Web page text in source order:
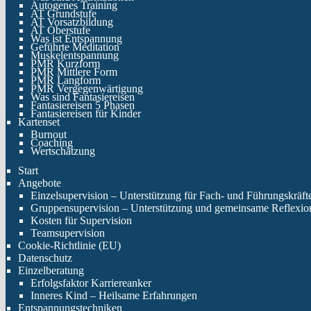
Autogenes Training
AT Grundstufe
AT Vorsatzbildung
AT Oberstufe
Was ist Entspannung
Geführte Meditation
Muskelentspannung
PMR Kurzform
PMR Mittlere Form
PMR Langform
PMR Vergegenwärtigung
Was sind Fantasiereisen
Fantasiereisen 5 Phasen
Fantasiereisen für Kinder
Kartenset
Burnout
Coaching
Wertschätzung
Start
Angebote
Einzelsupervision – Unterstützung für Fach- und
Gruppensupervision – Unterstützung und gemeinsame
Kosten für Supervision
Teamsupervision
Cookie-Richtlinie (EU)
Datenschutz
Einzelberatung
Erfolgsfaktor Karriereanker
Inneres Kind – Heilsame Erfahrungen
Entspannungstechniken